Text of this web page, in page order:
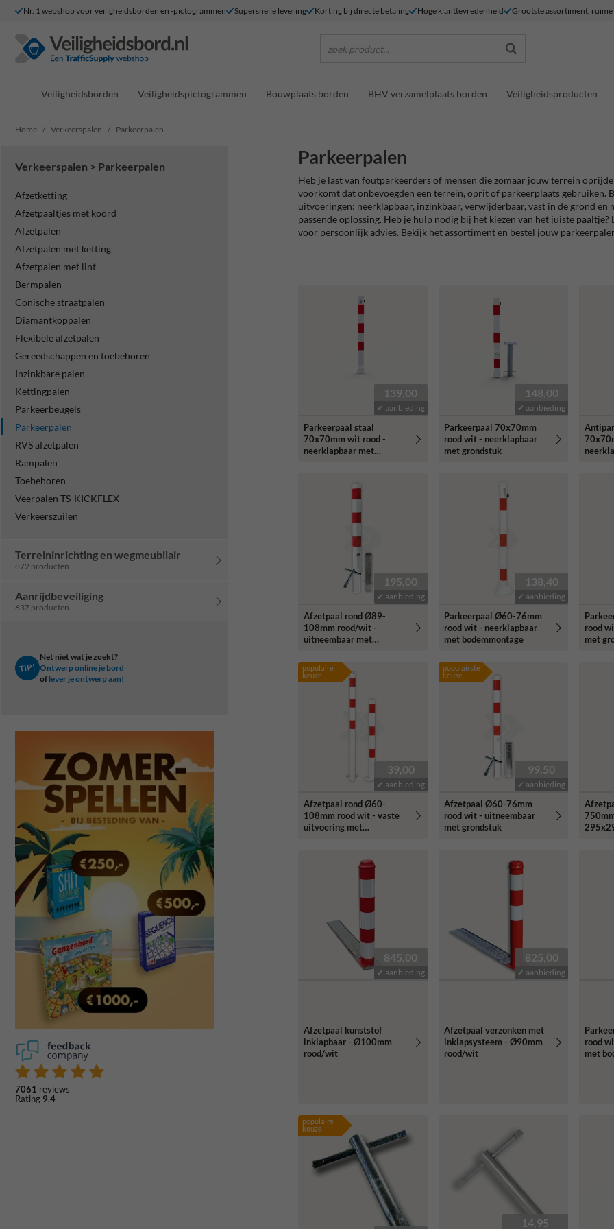
Nr. 1 webshop voor veiligheidsborden en -pictogrammen Supersnelle levering Korting bij directe betaling Hoge klanttevredenheid Grootste assortiment,
zoek product...
Veiligheidsborden Veiligheidspictogrammen Bouwplaats borden BHV verzamelplaats borden Veiligheidsproducten
Home Verkeerspalen Parkeerpalen
Verkeerspalen > Parkeerpalen
Afzetketting
Afzetpaaltjes met koord
Afzetpalen
Afzetpalen met ketting
Afzetpalen met lint
Bermpalen
Conische straatpalen
Diamantkoppalen
Flexibele afzetpalen
Gereedschappen en toebehoren
Inzinkbare palen
Kettingpalen
Parkeerbeugels
Parkeerpalen
RVS afzetpalen
Rampalen
Toebehoren
Veerpalen TS-KICKFLEX
Verkeerszuilen
Terreininrichting en wegmeubilair
872 producten
Aanrijdbeveiliging
637 producten
TIP!
Net niet wat je zoekt?
Ontwerp online je bord
of lever je ontwerp aan!
7061 reviews
Rating 9.4
Parkeerpalen
Heb je last van foutparkeerders of mensen die zomaar jouw terrein
voorkomt dat onbevoegden een terrein, oprit of parkeerplaats gebruiken.
uitvoeringen: neerklapbaar, inzinkbaar, verwijderbaar, vast in de grond
passende oplossing. Heb je hulp nodig bij het kiezen van het juiste
voor persoonlijk advies. Bekijk het assortiment en bestel jouw
139,00
✔ aanbieding
Parkeerpaal staal
70x70mm wit rood -
neerklapbaar met
148,00
✔ aanbieding
Parkeerpaal 70x70mm
rood wit - neerklapbaar
met grondstuk
195,00
✔ aanbieding
Afzetpaal rond Ø89-
108mm rood/wit -
uitneembaar met
138,40
✔ aanbieding
Parkeerpaal Ø60-76mm
rood wit - neerklapbaar
met bodemmontage
rood
met
populaire
keuze
39,00
✔ aanbieding
Afzetpaal rond Ø60-
108mm rood wit - vaste
uitvoering met
populairste
keuze
99,50
✔ aanbieding
Afzetpaal Ø60-76mm
rood wit - uitneembaar
met grondstuk
845,00
✔ aanbieding
Afzetpaal kunststof
inklapbaar - Ø100mm
rood/wit
825,00
✔ aanbieding
Afzetpaal verzonken met
inklapsysteem - Ø90mm
rood/wit
rood
met
populaire
keuze
14,95